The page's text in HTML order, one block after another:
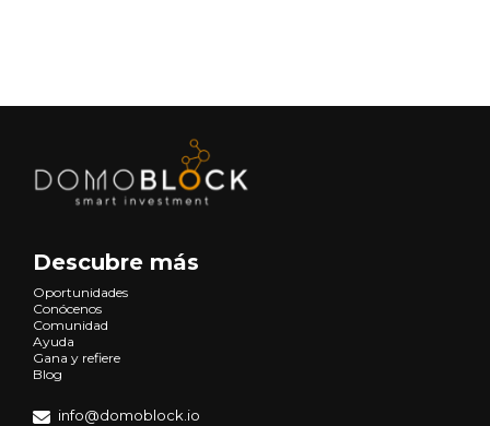
Descubre más
Oportunidades
Conócenos
Comunidad
Ayuda
Gana y refiere
Blog
info@domoblock.io